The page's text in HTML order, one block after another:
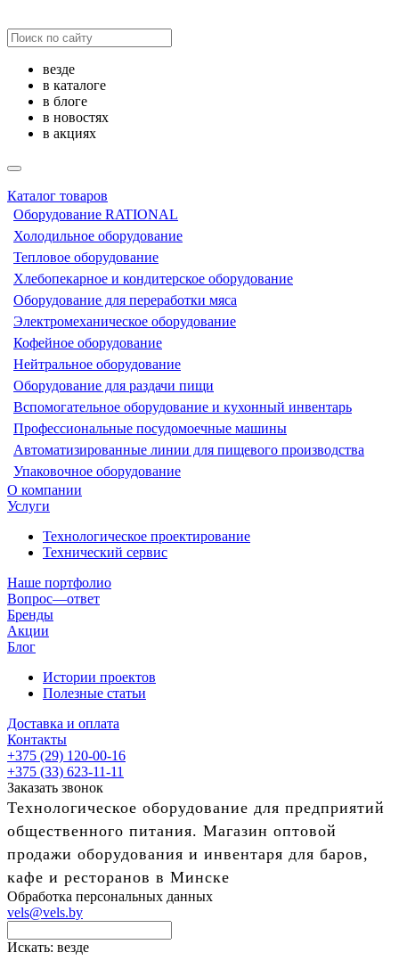
везде
в каталоге
в блоге
в новостях
в акциях
Каталог товаров
Оборудование RATIONAL
Холодильное оборудование
Тепловое оборудование
Хлебопекарное и кондитерское оборудование
Оборудование для переработки мяса
Электромеханическое оборудование
Кофейное оборудование
Нейтральное оборудование
Оборудование для раздачи пищи
Вспомогательное оборудование и кухонный инвентарь
Профессиональные посудомоечные машины
Автоматизированные линии для пищевого производства
Упаковочное оборудование
О компании
Услуги
Технологическое проектирование
Технический сервис
Наше портфолио
Вопрос—ответ
Бренды
Акции
Блог
Истории проектов
Полезные статьи
Доставка и оплата
Контакты
+375 (29) 120-00-16
+375 (33) 623-11-11
Заказать звонок
Технологическое оборудование для предприятий
общественного питания. Магазин оптовой
продажи оборудования и инвентаря для баров,
кафе и ресторанов в Минске
Обработка персональных данных
vels@vels.by
Искать: везде